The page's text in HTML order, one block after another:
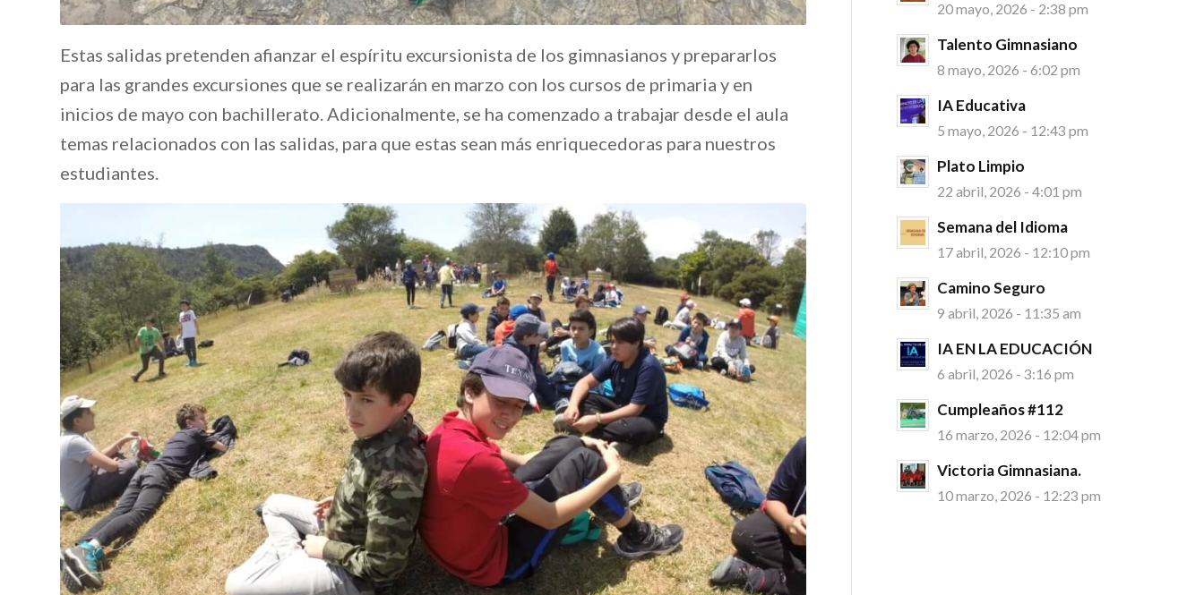
Estas salidas pretenden afianzar el espíritu excursionista de los gimnasianos y prepararlos
para las grandes excursiones que se realizarán en marzo con los cursos de primaria y en
inicios de mayo con bachillerato. Adicionalmente, se ha comenzado a trabajar desde el aula
temas relacionados con las salidas, para que estas sean más enriquecedoras para nuestros
estudiantes.
20 mayo, 2026 - 2:38 pm
Talento Gimnasiano
8 mayo, 2026 - 6:02 pm
IA Educativa
5 mayo, 2026 - 12:43 pm
Plato Limpio
22 abril, 2026 - 4:01 pm
Semana del Idioma
17 abril, 2026 - 12:10 pm
Camino Seguro
9 abril, 2026 - 11:35 am
IA EN LA EDUCACIÓN
6 abril, 2026 - 3:16 pm
Cumpleaños #112
16 marzo, 2026 - 12:04 pm
Victoria Gimnasiana.
10 marzo, 2026 - 12:23 pm